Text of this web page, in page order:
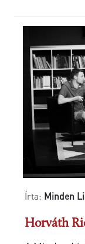
Írta: Minden
Horváth